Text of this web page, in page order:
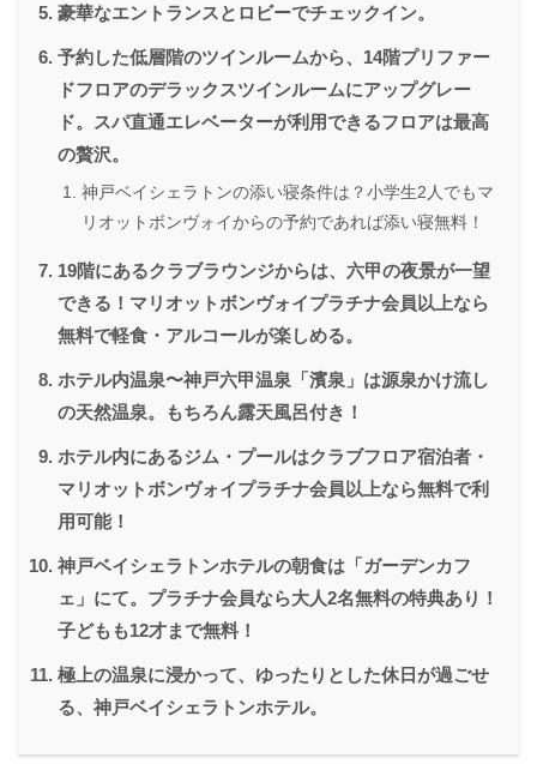
豪華なエントランスとロビーでチェックイン。
予約した低層階のツインルームから、14階プリファー
ドフロアのデラックスツインルームにアップグレー
ド。スパ直通エレベーターが利用できるフロアは最高
の贅沢。
神戸ベイシェラトンの添い寝条件は？小学生2人でもマ
リオットボンヴォイからの予約であれば添い寝無料！
19階にあるクラブラウンジからは、六甲の夜景が一望
できる！マリオットボンヴォイプラチナ会員以上なら
無料で軽食・アルコールが楽しめる。
ホテル内温泉〜神戸六甲温泉「濱泉」は源泉かけ流し
の天然温泉。もちろん露天風呂付き！
ホテル内にあるジム・プールはクラブフロア宿泊者・
マリオットボンヴォイプラチナ会員以上なら無料で利
用可能！
神戸ベイシェラトンホテルの朝食は「ガーデンカフ
ェ」にて。プラチナ会員なら大人2名無料の特典あり！
子どもも12才まで無料！
極上の温泉に浸かって、ゆったりとした休日が過ごせ
る、神戸ベイシェラトンホテル。